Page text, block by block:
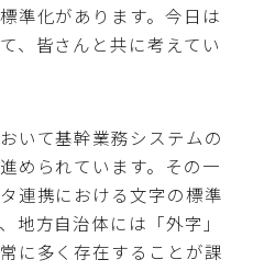
準化があります。今日は
、皆さんと共に考えてい
いて基幹業務システムの
められています。その一
連携における文字の標準
地方自治体には「外字」
に多く存在することが課